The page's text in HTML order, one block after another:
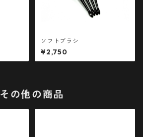
ソフトブラシ
¥2,750
その他の商品